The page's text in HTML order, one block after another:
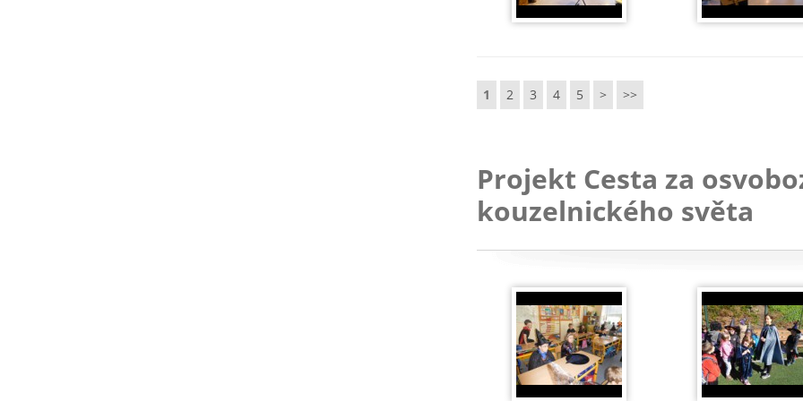
1 2 3 4 5 > >>
Projekt Cesta za
kouzelnického světa